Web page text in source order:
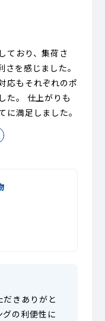
ており、集荷さ
を感じました。
応もそれぞれのポ
た。 仕上がりも
に満足しました。
だきありがと
グの利便性に